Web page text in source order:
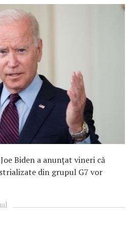
Biden a anunţat vineri că
din grupul G7 vor